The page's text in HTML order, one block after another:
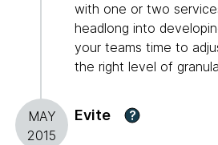
with one or two
headlong into
your teams time to
the right level of
MAY
2015
Evite ?